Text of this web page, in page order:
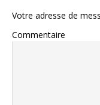
Votre adresse de
Commentaire